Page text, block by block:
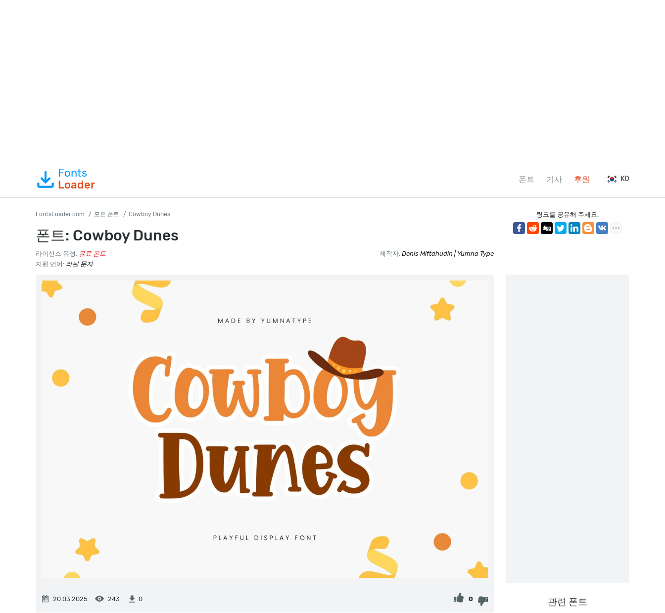
Fonts
Loader
폰트 기사 후원 KO
FontsLoader.com 모든 폰트 Cowboy Dunes
폰트: Cowboy Dunes
라이선스 유형: 유료 폰트 제작자: Donis Miftahudin | Yumna Type
지원 언어: 라틴 문자
링크를 공유해 주세요:
20.03.2025 243 0 0 관련 폰트